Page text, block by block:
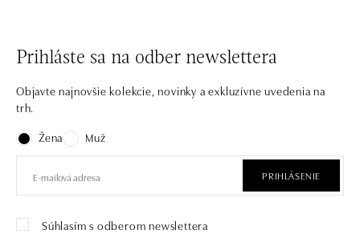
Prihláste sa na odber newslettera
Objavte najnovšie kolekcie, novinky a exkluzívne uvedenia na
trh.
Žena
Muž
PRIHLÁSENIE
Súhlasím s odberom newslettera